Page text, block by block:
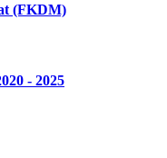
(FKDM)
- 2025